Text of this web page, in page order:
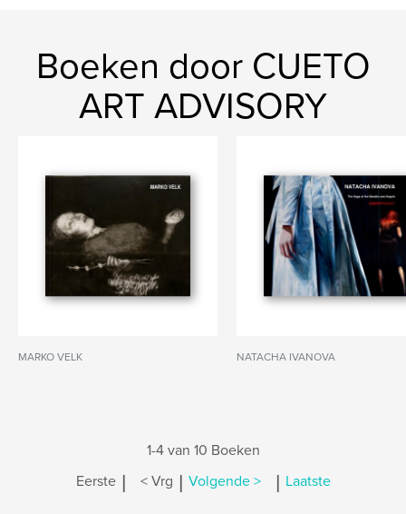
Boeken door CUETO
ART ADVISORY
MARKO VELK NATACHA IVANOVA
1-4 van 10 Boeken
Eerste | < Vrg | Volgende > | Laatste